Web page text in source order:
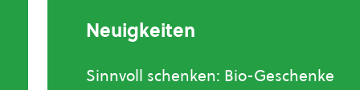
Neuigkeiten
Sinnvoll schenken: Bio-Geschenke